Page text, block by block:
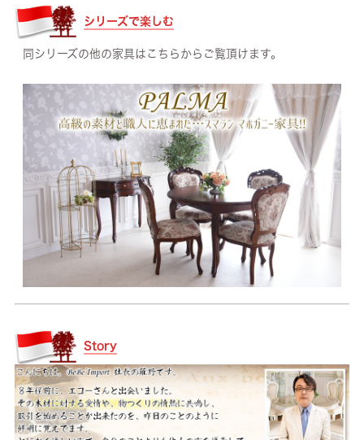
シリーズで楽しむ
同シリーズの他の家具はこちらからご覧頂けます。
Story